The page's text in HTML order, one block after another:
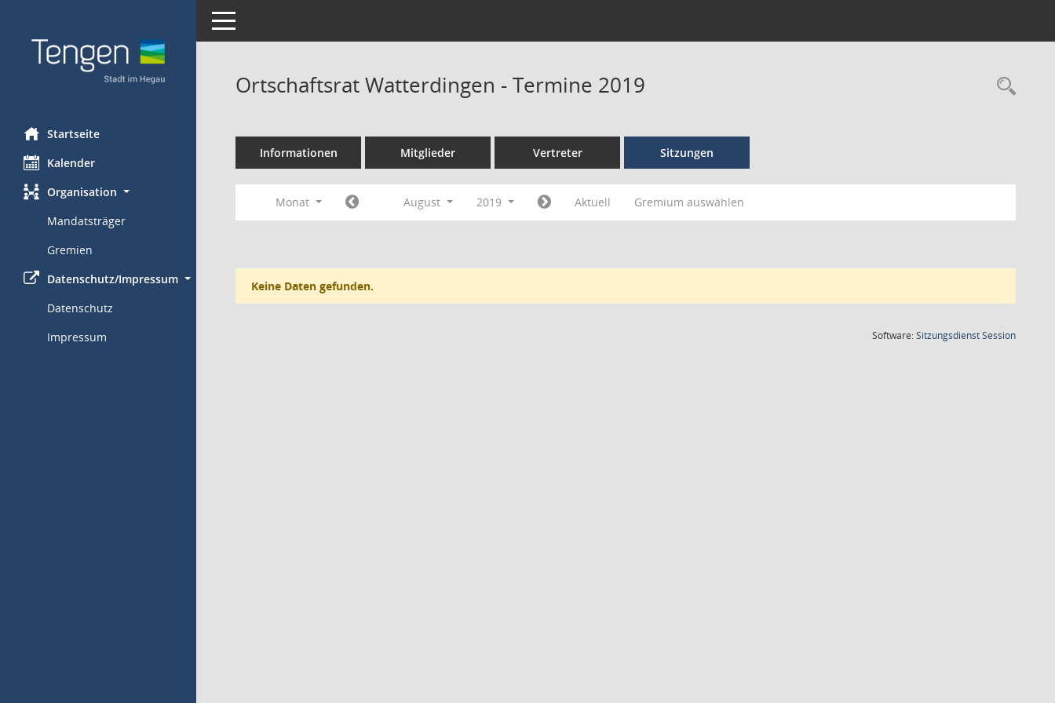
Startseite
Kalender
Organisation
Mandatsträger
Gremien
Datenschutz/Impressum
Datenschutz
Impressum
Toggle navigation
Ortschaftsrat Watterdingen - Termine 2019
Informationen Mitglieder Vertreter Sitzungen
Monat August 2019 Aktuell Gremium auswählen
Keine Daten gefunden.
Software:SitzungsdienstSession(Wird in